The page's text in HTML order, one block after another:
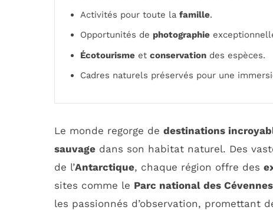
Activités pour toute la famille.
Opportunités de photographie
Écotourisme et conservation des espèces.
Cadres naturels préservés pour une
Le monde regorge de destinations
sauvage dans son habitat naturel. Des
de l’Antarctique, chaque région offre des
sites comme le Parc national des Cévennes
les passionnés d’observation, promettant